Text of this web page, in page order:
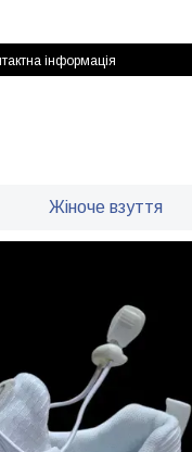
інформація
Жіноче взуття